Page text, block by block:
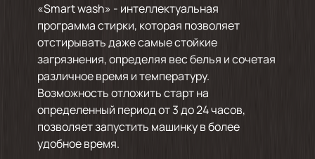
«Smart wash» - интеллектуальная
программа стирки, которая позволяет
отстирывать даже самые стойкие
загрязнения, определяя вес белья и сочетая
различное время и температуру.
Возможность отложить старт на
определенный период от 3 до 24 часов,
позволяет запустить машинку в более
удобное время.